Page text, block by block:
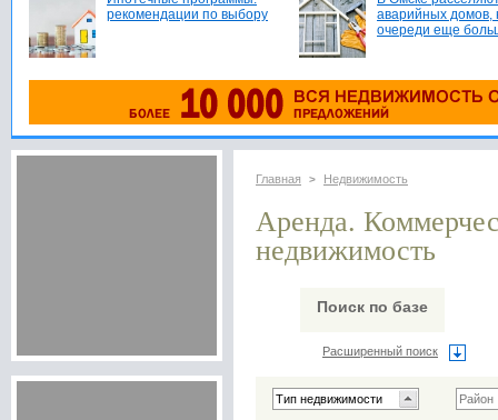
рекомендации по выбору
аварийных домов,
очереди еще
Главная > Недвижимость
Аренда.
недвижимость
Поиск по базе
Расширенный поиск